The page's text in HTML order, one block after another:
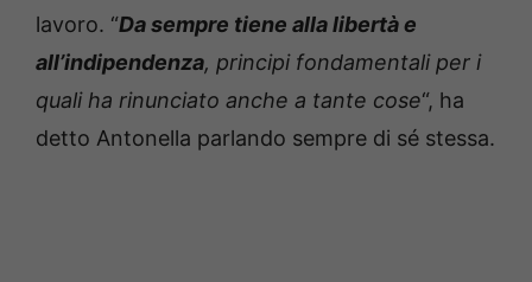
lavoro. “Da sempre tiene alla libertà e
all’indipendenza, principi fondamentali per i
quali ha rinunciato anche a tante cose“, ha
detto Antonella parlando sempre di sé stessa.